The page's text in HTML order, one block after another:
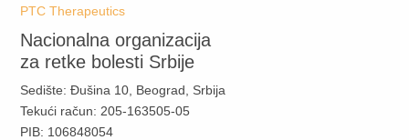
PTC Therapeutics
Nacionalna organizacija
za retke bolesti Srbije
Sedište: Đušina 10, Beograd, Srbija
Tekući račun: 205-163505-05
PIB: 106848054